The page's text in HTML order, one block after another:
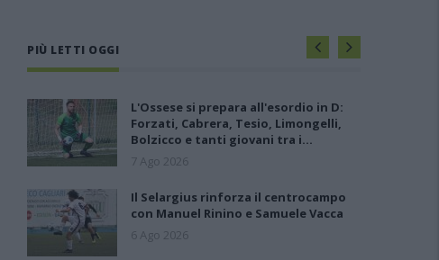
PIÙ LETTI OGGI
L'Ossese si prepara all'esordio in D:
Forzati, Cabrera, Tesio, Limongelli,
Bolzicco e tanti giovani tra i…
7 Ago 2026
Il Selargius rinforza il centrocampo
con Manuel Rinino e Samuele Vacca
6 Ago 2026